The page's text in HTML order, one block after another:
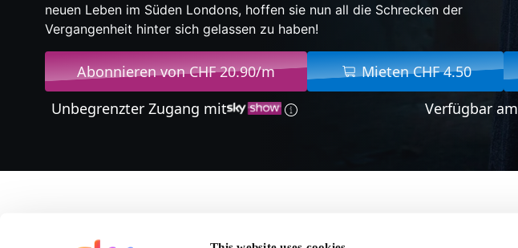
neuen Leben im Süden Londons, hoffen sie nun all die Schrecken der
Vergangenheit hinter sich gelassen zu haben!
Abonnieren von CHF 20.90/m
Unbegrenzter Zugang mit
Mieten CHF 4.50
Verfügbar am